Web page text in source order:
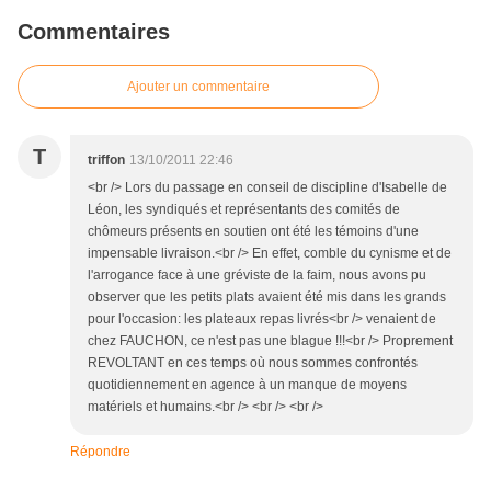
Commentaires
Ajouter un commentaire
T triffon 13/10/2011 22:46
<br /> Lors du passage en conseil de discipline d'Isabelle de
Léon, les syndiqués et représentants des comités de
chômeurs présents en soutien ont été les témoins d'une
impensable livraison.<br /> En effet, comble du cynisme et de
l'arrogance face à une gréviste de la faim, nous avons pu
observer que les petits plats avaient été mis dans les grands
pour l'occasion: les plateaux repas livrés<br /> venaient de
chez FAUCHON, ce n'est pas une blague !!!<br /> Proprement
REVOLTANT en ces temps où nous sommes confrontés
quotidiennement en agence à un manque de moyens
matériels et humains.<br /> <br /> <br />
Répondre